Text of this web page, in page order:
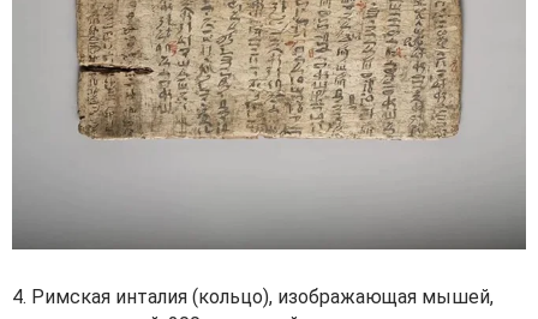
4. Римская инталия (кольцо), изображающая мышей,